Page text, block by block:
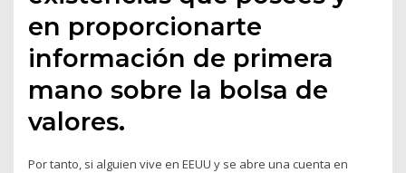
en proporcionarte
información de primera
mano sobre la bolsa de
valores.
Por tanto, si alguien vive en EEUU y se abre una cuenta en